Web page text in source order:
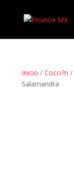
Inicio / Cocci?n /
Salamandra